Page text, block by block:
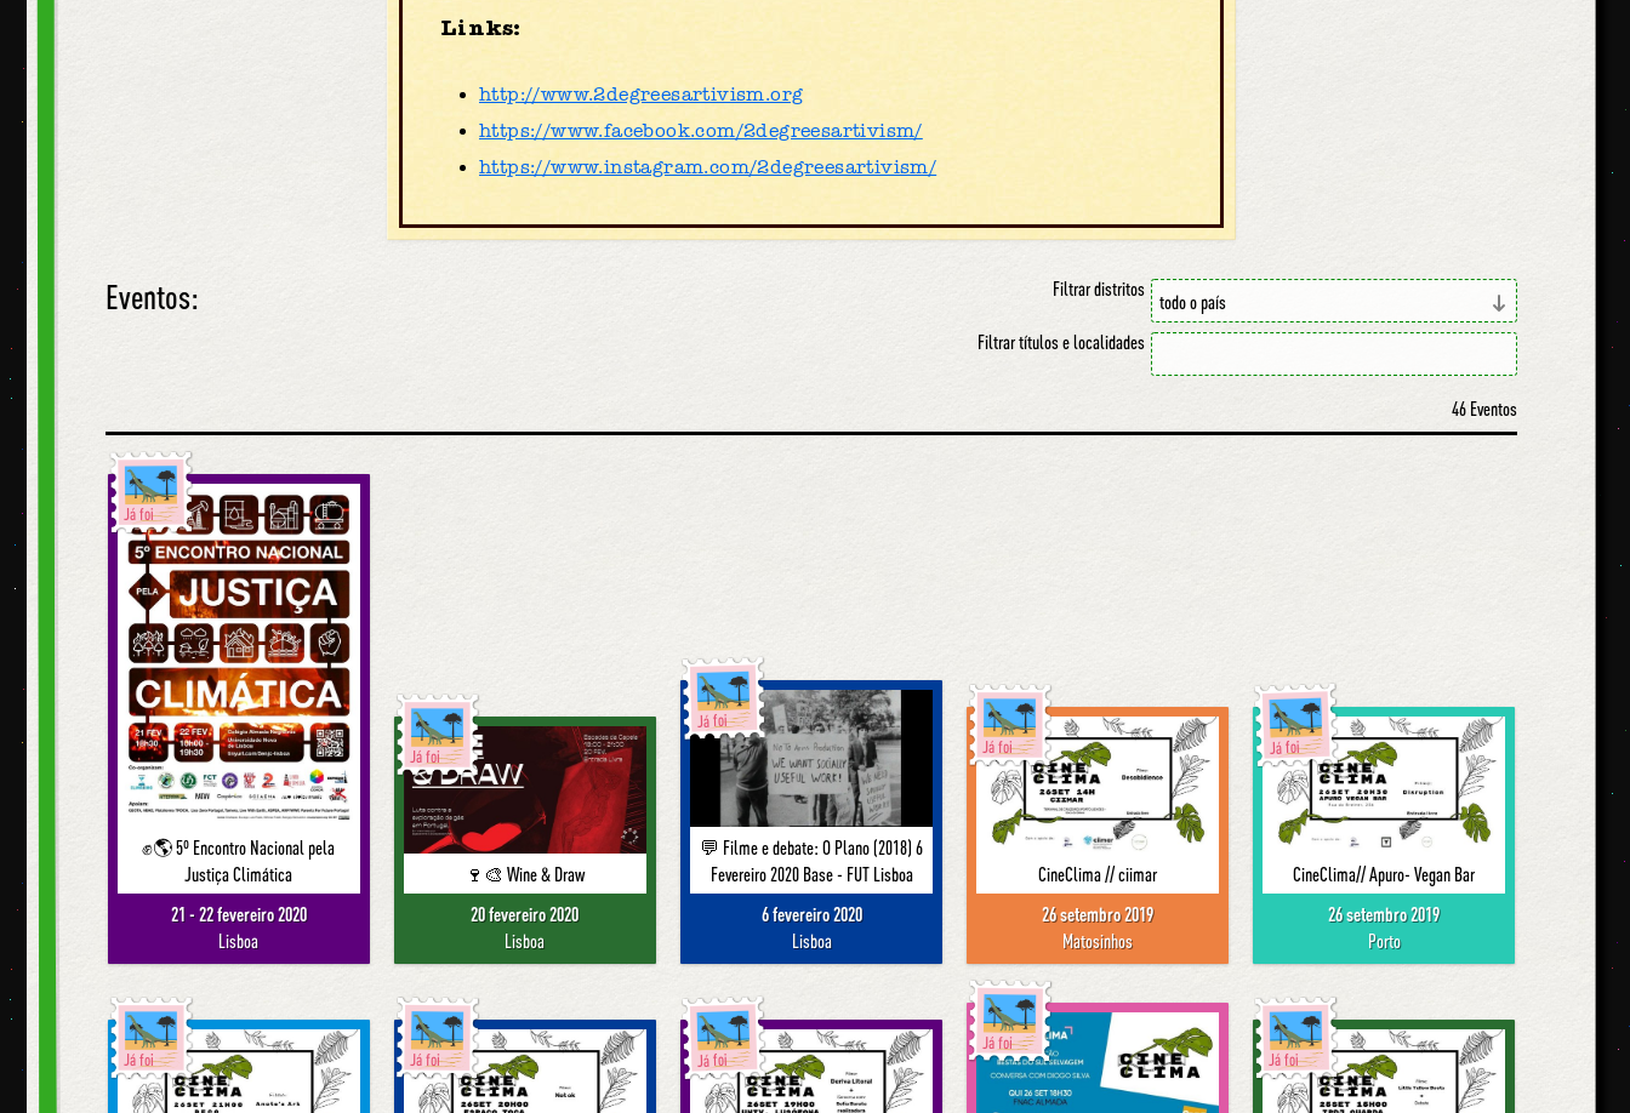
Links:
http://www.2degreesartivism.org
https://www.facebook.com/2degreesartivism/
https://www.instagram.com/2degreesartivism/
Eventos: Filtrar distritos
Filtrar títulos e localidades
46 Eventos
Já foi
✊🌎 5º Encontro Nacional pela
Justiça Climática
21 - 22 fevereiro 2020
Lisboa
Já foi
🍷🎨 Wine & Draw
20 fevereiro 2020
Lisboa
Já foi
💬 Filme e debate: O Plano (2018) 6
Fevereiro 2020 Base - FUT Lisboa
6 fevereiro 2020
Lisboa
Já foi
CineClima // ciimar
26 setembro 2019
Matosinhos
Já foi
CineClima// Apuro- Vegan Bar
26 setembro 2019
Porto
Já foi Já foi Já foi
Já foi
Já foi